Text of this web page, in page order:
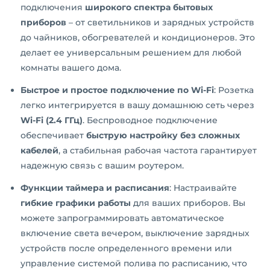
подключения широкого спектра бытовых
приборов – от светильников и зарядных устройств
до чайников, обогревателей и кондиционеров. Это
делает ее универсальным решением для любой
комнаты вашего дома.
Быстрое и простое подключение по Wi-Fi: Розетка
легко интегрируется в вашу домашнюю сеть через
Wi-Fi (2.4 ГГц). Беспроводное подключение
обеспечивает быструю настройку без сложных
кабелей, а стабильная рабочая частота гарантирует
надежную связь с вашим роутером.
Функции таймера и расписания: Настраивайте
гибкие графики работы для ваших приборов. Вы
можете запрограммировать автоматическое
включение света вечером, выключение зарядных
устройств после определенного времени или
управление системой полива по расписанию, что